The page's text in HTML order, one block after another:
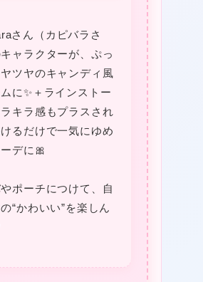
さん（カピバラさ
ャラクターが、ぷっ
ヤツヤのキャンディ風
に✨＋ラインストー
キラ感もプラスされ
るだけで一気にゆめ
デに🎀
ポーチにつけて、自
“かわいい”を楽しん